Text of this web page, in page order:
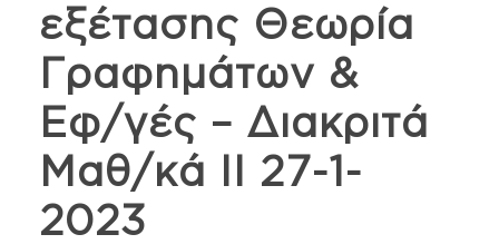
εξέτασης Θεωρία
Γραφημάτων &
Εφ/γές – Διακριτά
Μαθ/κά ΙΙ 27-1-
2023